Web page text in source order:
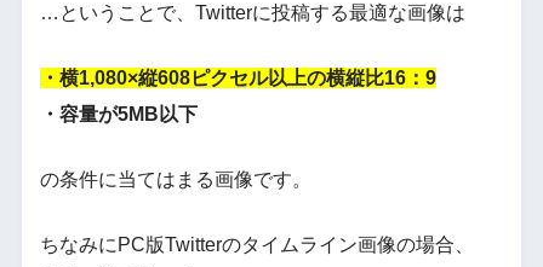
…ということで、Twitterに投稿する最適な画像は
・横1,080×縦608ピクセル以上の横縦比16：9
・容量が5MB以下
の条件に当てはまる画像です。
ちなみにPC版Twitterのタイムライン画像の場合、